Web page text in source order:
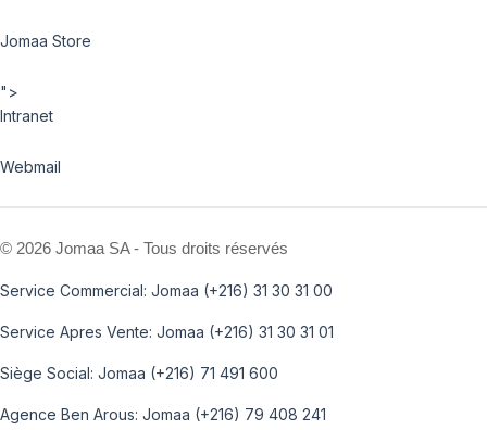
Jomaa Store
">
Intranet
Webmail
© 2026 Jomaa SA - Tous droits réservés
Service Commercial: Jomaa (+216) 31 30 31 00
Service Apres Vente: Jomaa (+216) 31 30 31 01
Siège Social: Jomaa (+216) 71 491 600
Agence Ben Arous: Jomaa (+216) 79 408 241